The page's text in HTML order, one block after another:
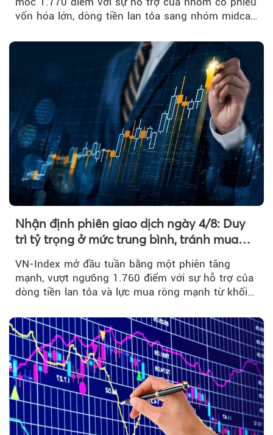
vốn hóa lớn, dòng tiền lan tỏa sang nhóm midcap
Nhận định phiên giao dịch ngày 4/8: Duy
trì tỷ trọng ở mức trung bình, tránh mua
VN-Index mở đầu tuần bằng một phiên tăng
mạnh, vượt ngưỡng 1.760 điểm với sự hỗ trợ của
dòng tiền lan tỏa và lực mua ròng mạnh từ khối